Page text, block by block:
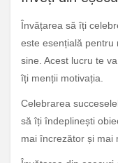
Învățarea să îți
este esențială pentru
sine. Acest lucru te
îți menții motivația.
Celebrarea
să îți îndeplinești
mai încrezător și mai